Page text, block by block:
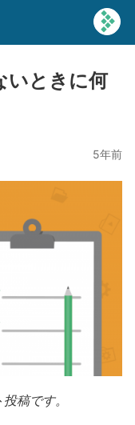
いときに何
5年前
稿です。